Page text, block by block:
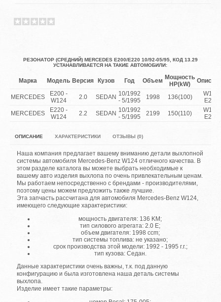
РЕЗОНАТОР (СРЕДНИЙ) MERCEDES E200/E220 10/92-05/95, КОД 13.29
УСТАНАВЛИВАЕТСЯ НА ТАКИЕ АВТОМОБИЛИ:
Марка Модель Версия Кузов Год Объем Мощность
HP(kW)
MERCEDES
E200 -
W124
2.0 SEDAN 10/1992
- 5/1995
1998 136(100)
W124
E200
MERCEDES
E220 -
W124
2.2 SEDAN 10/1992
- 5/1995
2199 150(110)
W124
E220
ОПИСАНИЕ ХАРАКТЕРИСТИКИ ОТЗЫВЫ (0)
Наша компания предлагает вашему вниманию детали выхлопной
системы автомобиля Mercedes-Benz W124 отличного качества. В
этом разделе каталога вы можете выбрать необходимые к
вашему авто изделия выхлопа по очень привлекательным ценам.
Мы работаем непосредственно с брендами - производителями,
поэтому цены можем предложить также лучшие.
Эта запчасть рассчитана для автомобиля Mercedes-Benz W124,
имеющего следующие характеристики:
мощность двигателя: 136 KM;
тип силового агрегата: 2.0 E;
объем двигателя: 1998 ccm;
тип системы топлива: не указано;
срок производства этой модели: 1992 - 1995 г.г.;
тип кузова: Седан.
Данные характеристики очень важны, т.к. под данную
конфигурацию и была изготовлена наша деталь системы
выхлопа.
Изделие имеет такие параметры: